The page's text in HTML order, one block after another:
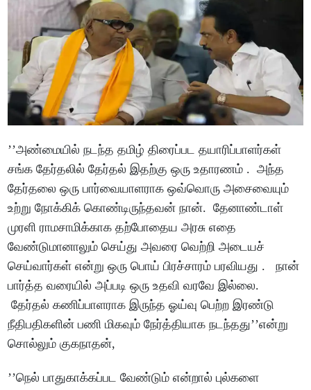
’’அண்மையில் நடந்த தமிழ் திரைப்பட தயாரிப்பாளர்கள்
சங்க தேர்தலில் தேர்தல் இதற்கு ஒரு உதாரணம் . அந்த
தேர்தலை ஒரு பார்வையாளராக ஒவ்வொரு அசைவையும்
உற்று நோக்கிக் கொண்டிருந்தவன் நான். தேனாண்டாள்
முரளி ராமசாமிக்காக தற்போதைய அரசு எதை
வேண்டுமானாலும் செய்து அவரை வெற்றி அடையச்
செய்வார்கள் என்று ஒரு பொய் பிரச்சாரம் பரவியது . நான்
பார்த்த வரையில் அப்படி ஒரு உதவி வரவே இல்லை.
தேர்தல் கணிப்பாளராக இருந்த ஓய்வு பெற்ற இரண்டு
நீதிபதிகளின் பணி மிகவும் நேர்த்தியாக நடந்தது’’என்று
சொல்லும் குகநாதன்,
’’நெல் பாதுகாக்கப்பட வேண்டும் என்றால் புல்களை